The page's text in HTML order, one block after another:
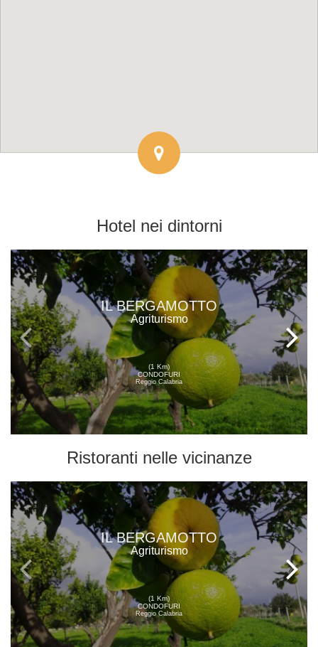
Hotel nei dintorni
IL BERGAMOTTO
Agriturismo
(1 Km)
CONDOFURI
Reggio Calabria
Ristoranti nelle vicinanze
IL BERGAMOTTO
Agriturismo
(1 Km)
CONDOFURI
Reggio Calabria